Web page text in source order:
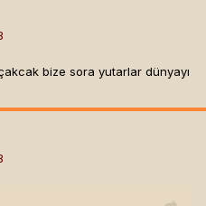
bize sora yutarlar dünyayı